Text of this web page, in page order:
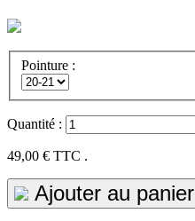
Pointure :
Quantité :
49,00 € TTC .
Ajouter au panier